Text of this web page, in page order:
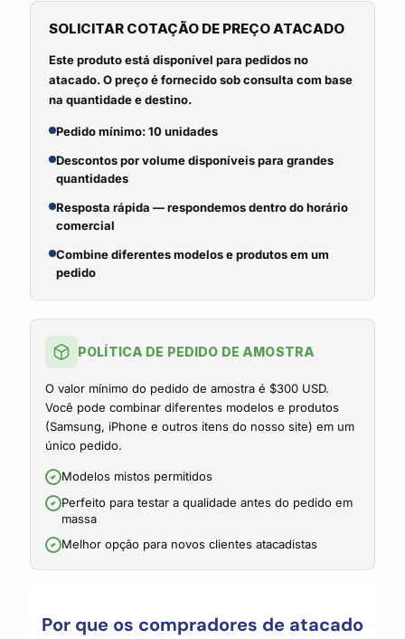
SOLICITAR COTAÇÃO DE PREÇO ATACADO
Este produto está disponível para pedidos no
atacado. O preço é fornecido sob consulta com base
na quantidade e destino.
Pedido mínimo: 10 unidades
Descontos por volume disponíveis para grandes
quantidades
Resposta rápida — respondemos dentro do horário
comercial
Combine diferentes modelos e produtos em um
pedido
POLÍTICA DE PEDIDO DE AMOSTRA
O valor mínimo do pedido de amostra é $300 USD.
Você pode combinar diferentes modelos e produtos
(Samsung, iPhone e outros itens do nosso site) em um
único pedido.
Modelos mistos permitidos
Perfeito para testar a qualidade antes do pedido em
massa
Melhor opção para novos clientes atacadistas
Por que os compradores de atacado